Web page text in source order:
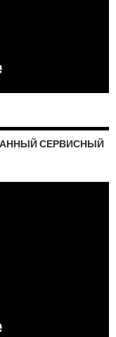
СЕРВИСНЫЙ